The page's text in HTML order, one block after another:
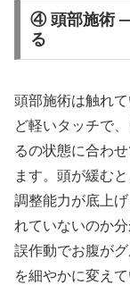
④ 頭部施術 —
る
頭部施術は触れ
ど軽いタッチで
るの状態に合わ
ます。頭が緩む
調整能力が底上
れていないのか
誤作動でお腹が
を細やかに変え